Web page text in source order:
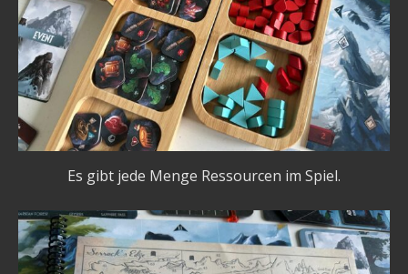
Es gibt jede Menge Ressourcen im Spiel.